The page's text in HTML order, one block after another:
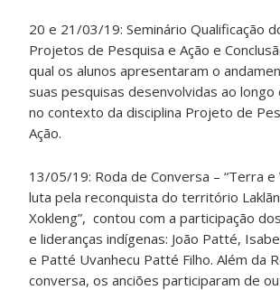
20 e 21/03/19: Seminário Qualificação
Projetos de Pesquisa e Ação e
qual os alunos apresentaram o
suas pesquisas desenvolvidas ao longo
no contexto da disciplina Projeto de
Ação.
13/05/19: Roda de Conversa – “Terra e
luta pela reconquista do território
Xokleng”, contou com a participação
e lideranças indígenas: João Patté,
e Patté Uvanhecu Patté Filho. Além da
conversa, os anciões participaram de